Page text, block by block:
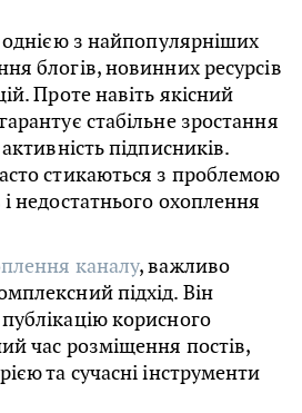
однією з найпопулярніших
блогів, новинних ресурсів
Проте навіть якісний
стабільне зростання
підписників.
стикаються з проблемою
недостатнього охоплення
каналу, важливо
підхід. Він
корисного
час розміщення постів,
та сучасні інструменти